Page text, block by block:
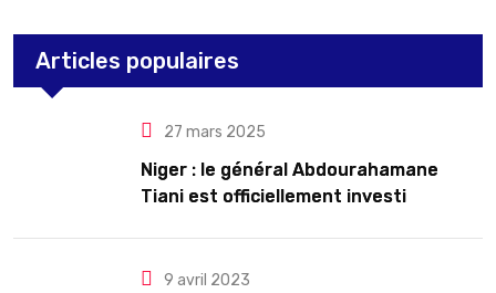
Articles populaires
27 mars 2025
Niger : le général Abdourahamane
Tiani est officiellement investi
9 avril 2023